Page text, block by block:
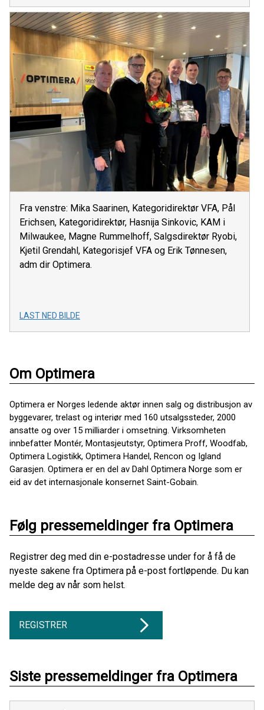
Fra venstre: Mika Saarinen, Kategoridirektør VFA, Pål
Erichsen, Kategoridirektør, Hasnija Sinkovic, KAM i
Milwaukee, Magne Rummelhoff, Salgsdirektør Ryobi,
Kjetil Grendahl, Kategorisjef VFA og Erik Tønnesen,
adm dir Optimera.
LAST NED BILDE
Om Optimera
Optimera er Norges ledende aktør innen salg og distribusjon av
byggevarer, trelast og interiør med 160 utsalgssteder, 2000
ansatte og over 15 milliarder i omsetning. Virksomheten
innbefatter Montér, Montasjeutstyr, Optimera Proff, Woodfab,
Optimera Logistikk, Optimera Handel, Rencon og Igland
Garasjen. Optimera er en del av Dahl Optimera Norge som er
eid av det internasjonale konsernet Saint-Gobain.
Følg pressemeldinger fra Optimera
Registrer deg med din e-postadresse under for å få de
nyeste sakene fra Optimera på e-post fortløpende. Du kan
melde deg av når som helst.
REGISTRER
Siste pressemeldinger fra Optimera